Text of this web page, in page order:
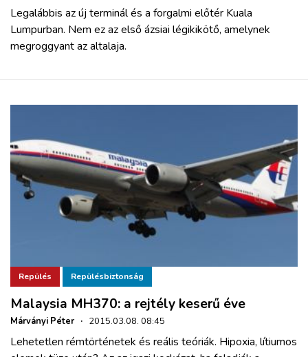
Legalábbis az új terminál és a forgalmi előtér Kuala
Lumpurban. Nem ez az első ázsiai légikikötő, amelynek
megroggyant az altalaja.
Repülés Repülésbiztonság
Malaysia MH370: a rejtély keserű éve
Márványi Péter · 2015.03.08. 08:45
Lehetetlen rémtörténetek és reális teóriák. Hipoxia, lítiumos